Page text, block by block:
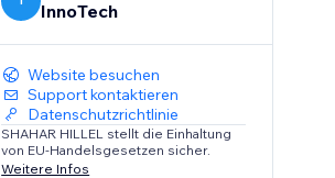
InnoTech
Website besuchen
Support kontaktieren
Datenschutzrichtlinie
SHAHAR HILLEL stellt die Einhaltung
von EU-Handelsgesetzen sicher.
Weitere Infos